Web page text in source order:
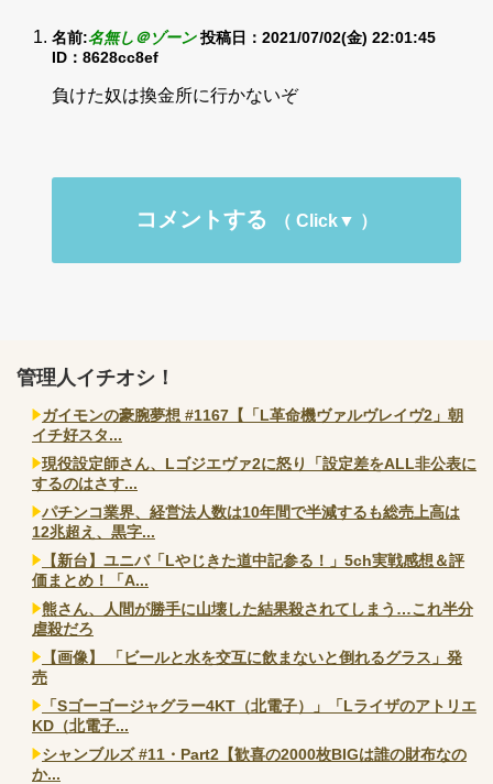
名前:名無し＠ゾーン 投稿日：2021/07/02(金) 22:01:45
ID：8628cc8ef
負けた奴は換金所に行かないぞ
コメントする
管理人イチオシ！
ガイモンの豪腕夢想 #1167【「L革命機ヴァルヴレイヴ2」朝
イチ好スタ...
現役設定師さん、Lゴジエヴァ2に怒り「設定差をALL非公表に
するのはさす...
パチンコ業界、経営法人数は10年間で半減するも総売上高は
12兆超え、黒字...
【新台】ユニバ「Lやじきた道中記参る！」5ch実戦感想＆評
価まとめ！「A...
熊さん、人間が勝手に山壊した結果殺されてしまう…これ半分
虐殺だろ
【画像】 「ビールと水を交互に飲まないと倒れるグラス」発
売
「Sゴーゴージャグラー4KT（北電子）」「Lライザのアトリエ
KD（北電子...
シャンブルズ #11・Part2【歓喜の2000枚BIGは誰の財布なの
か...